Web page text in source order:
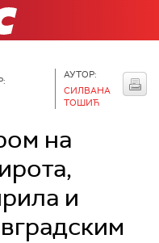
АУТОР:
СИЛВАНА
ТОШИЋ
на
и